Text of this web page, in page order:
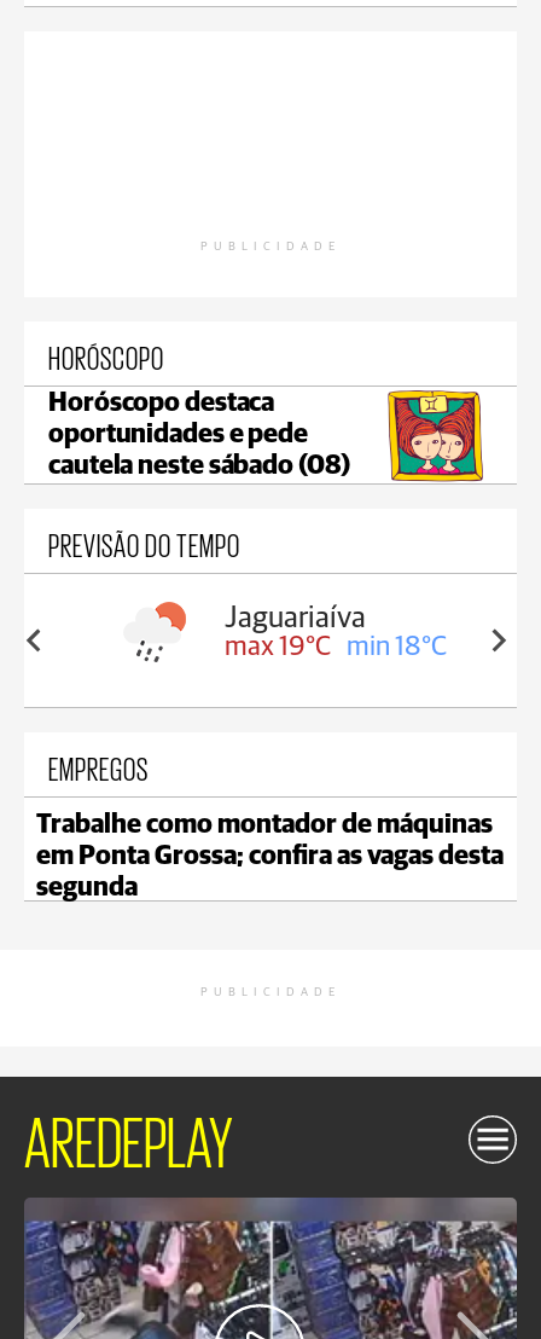
PUBLICIDADE
HORÓSCOPO
Horóscopo destaca
oportunidades e pede
cautela neste sábado (08)
PREVISÃO DO TEMPO
18°C
Tibagi
max 19°C min 18°C
EMPREGOS
Trabalhe como montador de máquinas
em Ponta Grossa; confira as vagas desta
segunda
PUBLICIDADE
AREDEPLAY